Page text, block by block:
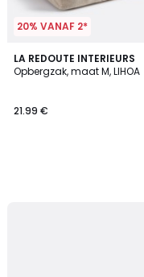
20% VANAF 2*
LA REDOUTE INTERIEURS
Opbergzak, maat M, LIHOA
21.99 €